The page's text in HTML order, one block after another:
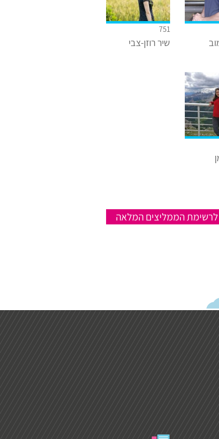
751
שיר רוזן-צבי
לרשימת הממליצים המלאה